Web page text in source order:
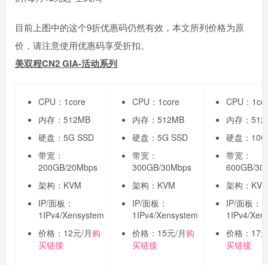
目前上图中的这个9折优惠码仍然有效，本文所列价格为原
价，请注意使用优惠码享受折扣。
美双程CN2 GIA-活动系列
CPU：1core
内存：512MB
硬盘：5G SSD
带宽：
200GB/20Mbps
架构：KVM
IP/面板：
1IPv4/Xensystem
价格：12元/月 购
买链接
CPU：1core
内存：512MB
硬盘：5G SSD
带宽：
300GB/30Mbps
架构：KVM
IP/面板：
1IPv4/Xensystem
价格：15元/月 购
买链接
CPU：
内存：
硬盘：
带宽：
600GB/
架构：
IP/面板：
1IPv4/
价格：17
买链接